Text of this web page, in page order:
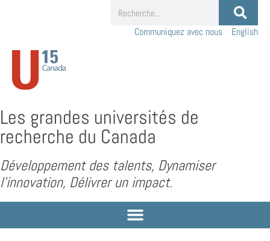
Communiquez avec nous English
Les grandes universités de
recherche du Canada
Développement des talents, Dynamiser
l’innovation, Délivrer un impact.